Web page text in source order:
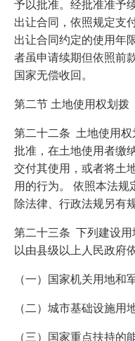
予以批准。经批准准予
出让合同，依照规定支
出让合同约定的使用年
者虽申请续期但依照前
国家无偿收回。
第二节 土地使用权划拨
第二十二条 土地使用
批准，在土地使用者缴
交付其使用，或者将土
用的行为。 依照本法规
除法律、行政法规另有
第二十三条 下列建设
以由县级以上人民政府
（一）国家机关用地和
（二）城市基础设施用
（三）国家重点扶持的